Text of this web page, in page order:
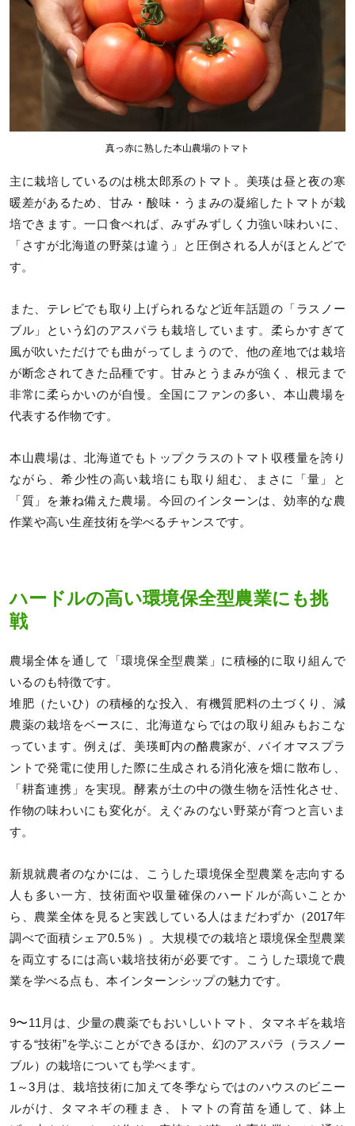
真っ赤に熟した本山農場のトマト
主に栽培しているのは桃太郎系のトマト。美瑛は昼と夜の寒
暖差があるため、甘み・酸味・うまみの凝縮したトマトが栽
培できます。一口食べれば、みずみずしく力強い味わいに、
「さすが北海道の野菜は違う」と圧倒される人がほとんどで
す。
また、テレビでも取り上げられるなど近年話題の「ラスノー
ブル」という幻のアスパラも栽培しています。柔らかすぎて
風が吹いただけでも曲がってしまうので、他の産地では栽培
が断念されてきた品種です。甘みとうまみが強く、根元まで
非常に柔らかいのが自慢。全国にファンの多い、本山農場を
代表する作物です。
本山農場は、北海道でもトップクラスのトマト収穫量を誇り
ながら、希少性の高い栽培にも取り組む、まさに「量」と
「質」を兼ね備えた農場。今回のインターンは、効率的な農
作業や高い生産技術を学べるチャンスです。
ハードルの高い環境保全型農業にも挑
戦
農場全体を通して「環境保全型農業」に積極的に取り組んで
いるのも特徴です。
堆肥（たいひ）の積極的な投入、有機質肥料の土づくり、減
農薬の栽培をベースに、北海道ならではの取り組みもおこな
っています。例えば、美瑛町内の酪農家が、バイオマスプラ
ントで発電に使用した際に生成される消化液を畑に散布し、
「耕畜連携」を実現。酵素が土の中の微生物を活性化させ、
作物の味わいにも変化が。えぐみのない野菜が育つと言いま
す。
新規就農者のなかには、こうした環境保全型農業を志向する
人も多い⼀⽅、技術面や収量確保のハードルが⾼いことか
ら、農業全体を見ると実践している人はまだわずか（2017年
調べで⾯積シェア0.5％）。大規模での栽培と環境保全型農業
を両立するには高い栽培技術が必要です。こうした環境で農
業を学べる点も、本インターンシップの魅力です。
9〜11月は、少量の農薬でもおいしいトマト、タマネギを栽培
する“技術”を学ぶことができるほか、幻のアスパラ（ラスノー
ブル）の栽培についても学べます。
1～3月は、栽培技術に加えて冬季ならではのハウスのビニー
ルがけ、タマネギの種まき、トマトの育苗を通して、鉢上